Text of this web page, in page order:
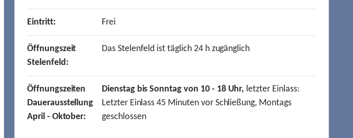
Eintritt: Frei
Öffnungszeit
Stelenfeld:
Das Stelenfeld ist täglich 24 h zugänglich
Öffnungszeiten
Dauerausstellung
April - Oktober:
Dienstag bis Sonntag von 10 - 18 Uhr, letzter Einlass:
Letzter Einlass 45 Minuten vor Schließung, Montags
geschlossen